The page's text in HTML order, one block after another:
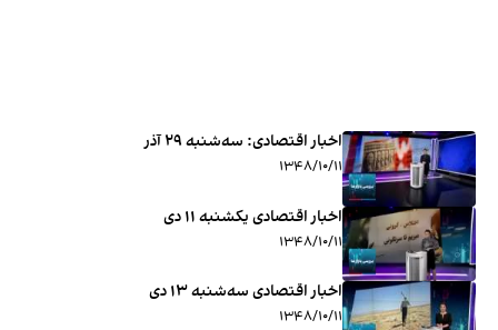
اخبار اقتصادی: ‌سه‌شنبه ۲۹ آذر
۱۳۴۸/۱۰/۱۱
اخبار اقتصادی یکشنبه ۱۱ دی
۱۳۴۸/۱۰/۱۱
اخبار اقتصادی سه‌شنبه ۱۳ دی
۱۳۴۸/۱۰/۱۱